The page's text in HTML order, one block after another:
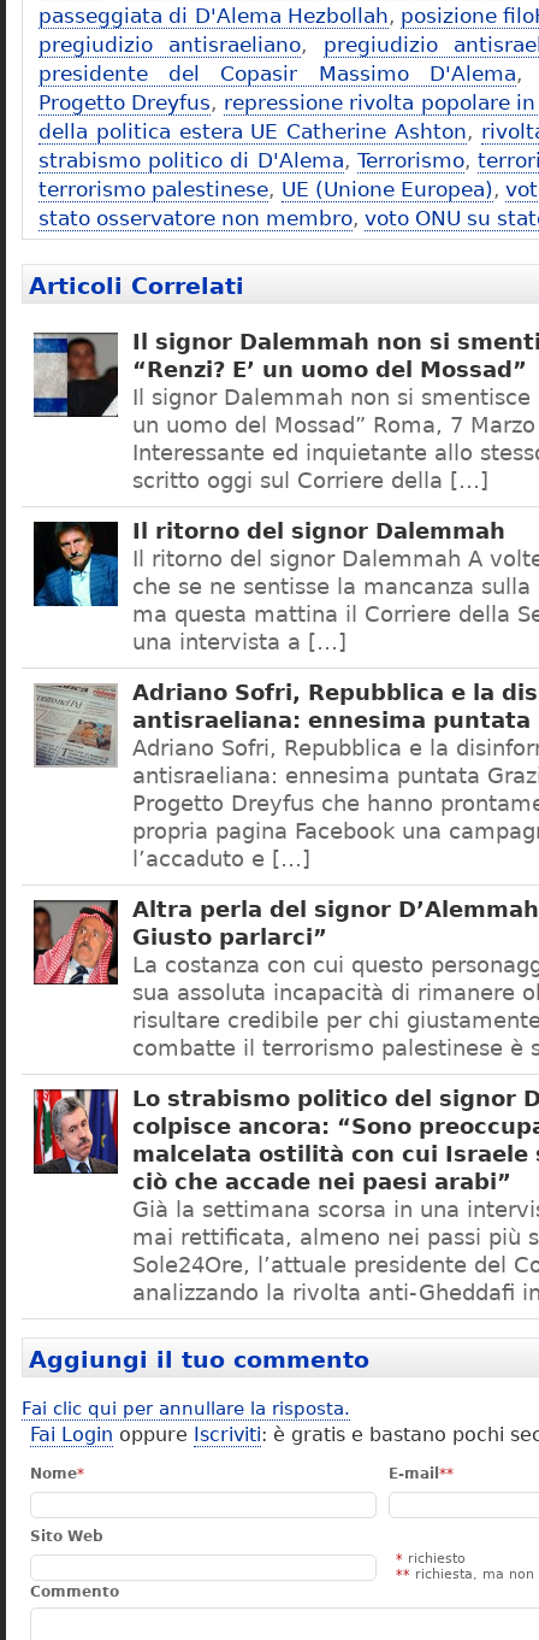
passeggiata di D'Alema Hezbollah, posizione
pregiudizio antisraeliano, pregiudizio
presidente del Copasir Massimo D'Alema
Progetto Dreyfus, repressione rivolta popolare
della politica estera UE Catherine Ashton,
strabismo politico di D'Alema, Terrorismo,
terrorismo palestinese, UE (Unione Europea),
stato osservatore non membro, voto ONU su
Articoli Correlati
Il signor Dalemmah non si
“Renzi? E’ un uomo del Mossad”
Il signor Dalemmah non si smentisce
un uomo del Mossad” Roma, 7
Interessante ed inquietante allo
scritto oggi sul Corriere della […]
Il ritorno del signor Dalemmah
Il ritorno del signor Dalemmah A
che se ne sentisse la mancanza
ma questa mattina il Corriere della
una intervista a […]
Adriano Sofri, Repubblica e la
antisraeliana: ennesima puntata
Adriano Sofri, Repubblica e la
antisraeliana: ennesima puntata
Progetto Dreyfus che hanno
propria pagina Facebook una
l’accaduto e […]
Altra perla del signor
Giusto parlarci”
La costanza con cui questo
sua assoluta incapacità di rimanere
risultare credibile per chi
combatte il terrorismo palestinese è
Lo strabismo politico del signor
colpisce ancora: “Sono
malcelata ostilità con cui Israele
ciò che accade nei paesi arabi”
Già la settimana scorsa in una
mai rettificata, almeno nei passi più
Sole24Ore, l’attuale presidente del
analizzando la rivolta anti-Gheddafi
Aggiungi il tuo commento
Fai clic qui per annullare la risposta.
Fai Login oppure Iscriviti: è gratis e bastano pochi
Nome* E-mail **
Sito Web
* richiesto
** richiesta, ma non
Commento